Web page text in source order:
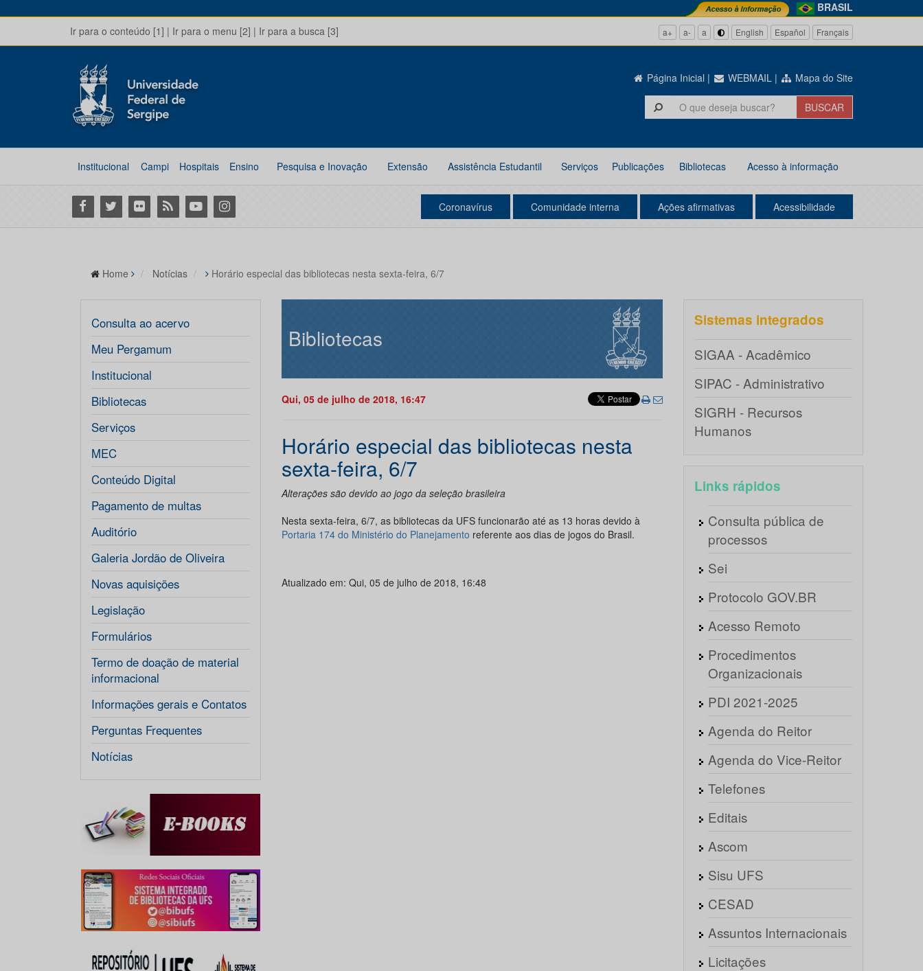
BRASIL
Ir para o conteúdo [1] | Ir para o menu [2] | Ir para a busca [3] a+ a- a English Español Français
Página Inicial | WEBMAIL | Mapa do Site
Institucional Campi Hospitais Ensino Pesquisa e Inovação Extensão Assistência Estudantil Serviços Publicações Bibliotecas Acesso à informação
Facebook
Twitter Flickr RSS YoutubeInstagram Coronavírus Comunidade interna Ações afirmativas Acessibilidade
Home Notícias Horário especial das bibliotecas nesta sexta-feira, 6/7
Consulta ao acervo
Meu Pergamum
Institucional
Bibliotecas
Serviços
MEC
Conteúdo Digital
Pagamento de multas
Auditório
Galeria Jordão de Oliveira
Novas aquisições
Legislação
Formulários
Termo de doação de material
informacional
Informações gerais e Contatos
Perguntas Frequentes
Notícias
Bibliotecas
Qui, 05 de julho de 2018, 16:47
Horário especial das bibliotecas nesta
sexta-feira, 6/7
Alterações são devido ao jogo da seleção brasileira
Nesta sexta-feira, 6/7, as bibliotecas da UFS funcionarão até as 13 horas devido à
Portaria 174 do Ministério do Planejamento referente aos dias de jogos do Brasil.
Atualizado em: Qui, 05 de julho de 2018, 16:48
Sistemas integrados
SIGAA - Acadêmico
SIPAC - Administrativo
SIGRH - Recursos
Humanos
Links rápidos
Consulta pública de
processos
Sei
Protocolo GOV.BR
Acesso Remoto
Procedimentos
Organizacionais
PDI 2021-2025
Agenda do Reitor
Agenda do Vice-Reitor
Telefones
Editais
Ascom
Sisu UFS
CESAD
Assuntos Internacionais
Licitações